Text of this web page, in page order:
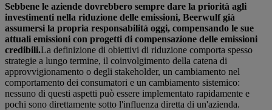
Sebbene le aziende dovrebbero sempre dare la priorità agli
investimenti nella riduzione delle emissioni, Beerwulf già
assumersi la propria responsabilità oggi, compensando le sue
attuali emissioni con progetti di compensazione delle emissioni
credibili.La definizione di obiettivi di riduzione comporta spesso
strategie a lungo termine, il coinvolgimento della catena di
approvvigionamento o degli stakeholder, un cambiamento nel
comportamento dei consumatori e un cambiamento sistemico:
nessuno di questi aspetti può essere implementato rapidamente e
pochi sono direttamente sotto l'influenza diretta di un'azienda.